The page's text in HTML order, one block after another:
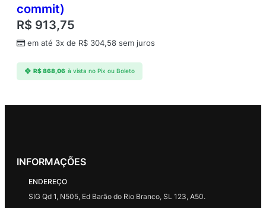
commit)
R$ 913,75
em até 3x de R$ 304,58 sem juros
R$868,06 à vista no Pix ou Boleto
INFORMAÇÕES
ENDEREÇO
SIG Qd 1, N505, Ed Barão do Rio Branco, SL 123, A50.